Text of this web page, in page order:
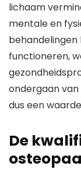
lichaam
mentale en
behandelingen
functioneren,
ondergaan
dus een
De